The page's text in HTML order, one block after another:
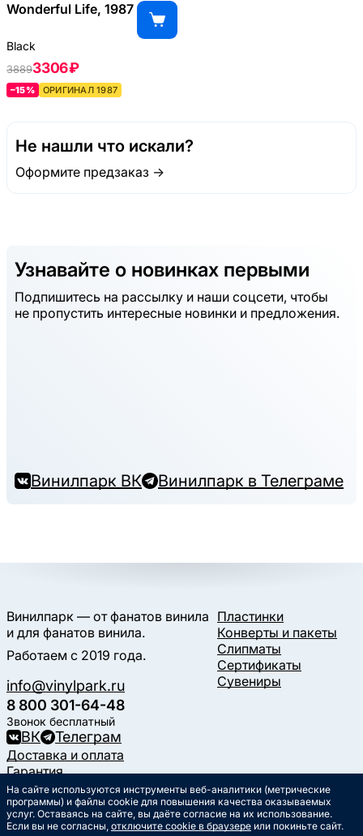
Wonderful Life, 1987
Black
38893306 ₽
–15% ОРИГИНАЛ 1987
Не нашли что искали?
Оформите предзаказ →
Узнавайте о новинках первыми
Подпишитесь на рассылку и наши соцсети, чтобы
не пропустить интересные новинки и предложения.
Винилпарк ВК Винилпарк в Телеграме
Винилпарк — от фанатов винила
и для фанатов винила.
Работаем с 2019 года.
info@vinylpark.ru
8 800 301-64-48
Звонок бесплатный
ВК Телеграм
Пластинки
Конверты и пакеты
Слипматы
Сертификаты
Сувениры
Доставка и оплата
Гарантия
Контакты
Статьи
Музыкальный календарь
На сайте используются инструменты веб-аналитики (метрические
программы) и файлы cookie для повышения качества оказываемых
услуг. Оставаясь на сайте, вы даёте согласие на их использование.
Если вы не согласны, отключите cookie в браузере или покиньте сайт.